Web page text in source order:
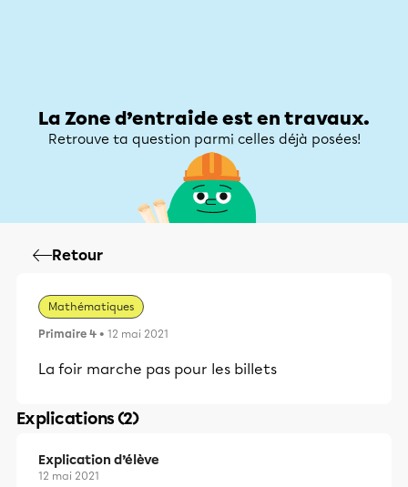
La Zone d’entraide est en travaux.
Retrouve ta question parmi celles déjà posées!
Retour
Mathématiques
Primaire 4 • 12 mai 2021
La foir marche pas pour les billets
Explications (2)
Explication d’élève
12 mai 2021